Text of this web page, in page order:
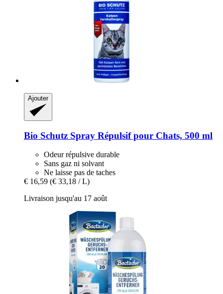
Ajouter
Bio Schutz Spray Répulsif pour Chats, 500 ml
Odeur répulsive durable
Sans gaz ni solvant
Ne laisse pas de taches
€ 16,59 (€ 33,18 / L)
Livraison jusqu'au 17 août